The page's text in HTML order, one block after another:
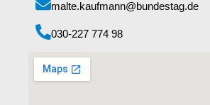
malte.kaufmann@bundestag.de
‭030-227 774 98‬